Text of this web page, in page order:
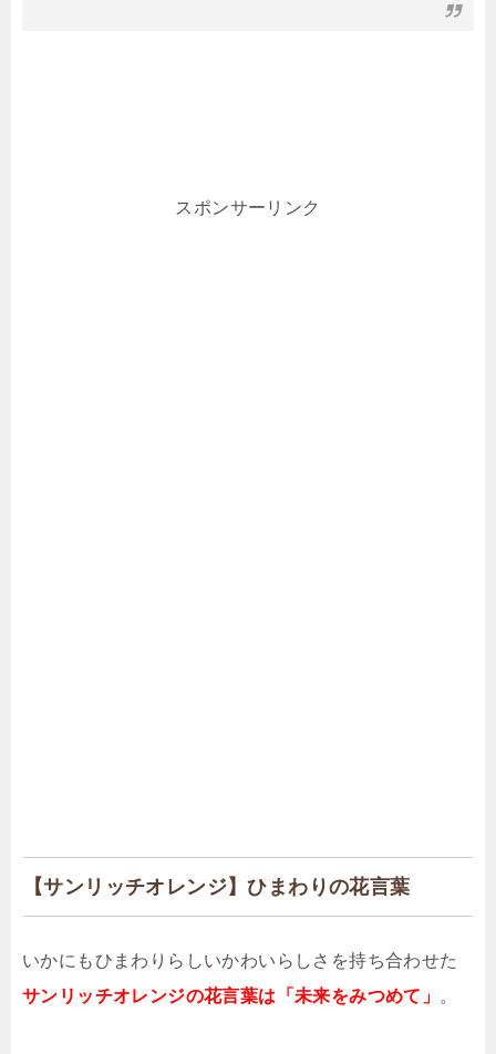
スポンサーリンク
【サンリッチオレンジ】ひまわりの花言葉
いかにもひまわりらしいかわいらしさを持ち合わせた
サンリッチオレンジの花言葉は「未来をみつめて」 。